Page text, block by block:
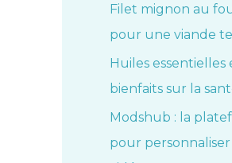
Filet mignon au
pour une viande
Huiles
bienfaits sur la
Modshub : la
pour